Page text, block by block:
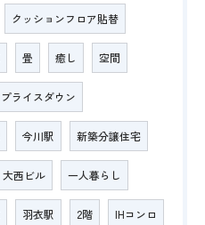
クッションフロア貼替
畳 癒し 空間
プライスダウン
今川駅 新築分譲住宅
大西ビル 一人暮らし
羽衣駅 2階 IHコンロ